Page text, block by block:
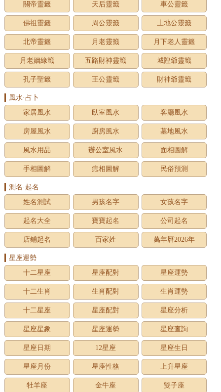
關帝靈籤 天后靈籤 車公靈籤
佛祖靈籤 周公靈籤 土地公靈籤
北帝靈籤 月老靈籤 月下老人靈籤
月老姻緣籤 五路財神靈籤 城隍爺靈籤
孔子聖籤 王公靈籤 財神爺靈籤
風水·占卜
家居風水
臥室風水 客廳風水
房屋風水 廚房風水 墓地風水
風水用品 辦公室風水 面相圖解
手相圖解 痣相圖解 民俗預測
測名·起名
姓名測試
男孩名字 女孩名字
起名大全 寶寶起名 公司起名
店鋪起名 百家姓 萬年曆2026年
星座運勢
十二星座
星座配對 星座運勢
十二生肖 生肖配對 生肖運勢
十二星座 星座配對 星座分析
星座星象 星座運勢 星座查詢
星座日期 12星座 星座生日
星座月份 星座性格 上升星座
牡羊座 金牛座 雙子座